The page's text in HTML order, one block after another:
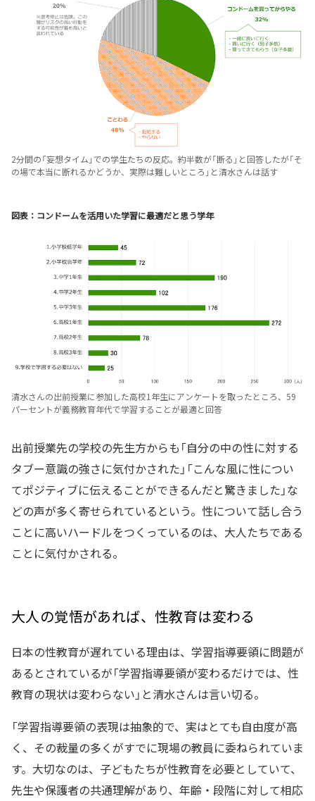
2分間の「妄想タイム」での学生たちの反応。約半数が「断る」と回答したが「そ
の場で本当に断れるかどうか、実際は難しいところ」と清水さんは話す
図表：コンドームを活用いた学習に最適だと思う学年
清水さんの出前授業に参加した高校1年生にアンケートを取ったところ、59
パーセントが義務教育年代で学習することが最適と回答
出前授業先の学校の先生方からも「自分の中の性に対する
タブー意識の強さに気付かされた」「こんな風に性につい
てポジティブに伝えることができるんだと驚きました」な
どの声が多く寄せられているという。性について話し合う
ことに高いハードルをつくっているのは、大人たちである
ことに気付かされる。
大人の覚悟があれば、性教育は変わる
日本の性教育が遅れている理由は、学習指導要領に問題が
あるとされているが「学習指導要領が変わるだけでは、性
教育の現状は変わらない」と清水さんは言い切る。
「学習指導要領の表現は抽象的で、実はとても自由度が高
く、その裁量の多くがすでに現場の教員に委ねられていま
す。大切なのは、子どもたちが性教育を必要としていて、
先生や保護者の共通理解があり、年齢・段階に対して相応